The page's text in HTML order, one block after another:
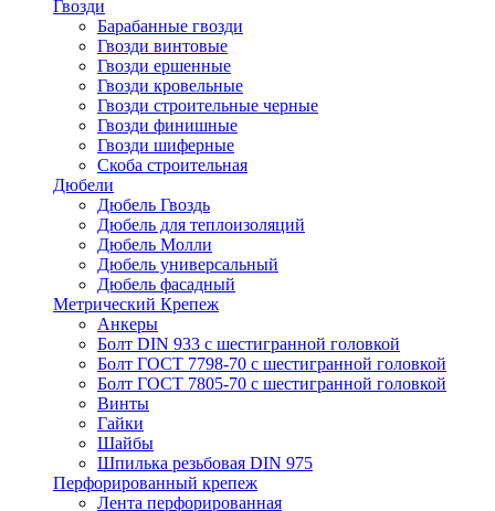
Гвозди
Барабанные гвозди
Гвозди винтовые
Гвозди ершенные
Гвозди кровельные
Гвозди строительные черные
Гвозди финишные
Гвозди шиферные
Скоба строительная
Дюбели
Дюбель Гвоздь
Дюбель для теплоизоляций
Дюбель Молли
Дюбель универсальный
Дюбель фасадный
Метрический Крепеж
Анкеры
Болт DIN 933 с шестигранной головкой
Болт ГОСТ 7798-70 с шестигранной головкой
Болт ГОСТ 7805-70 с шестигранной головкой
Винты
Гайки
Шайбы
Шпилька резьбовая DIN 975
Перфорированный крепеж
Лента перфорированная